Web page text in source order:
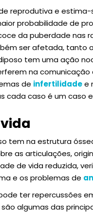
reprodutiva e
probabilidade de
da puberdade nas
ser afetada, tanto
tem uma ação
na comunicação
de infertilidadee
cada caso é um
tem na estrutura
as articulações,
de vida reduzida,
e os problemas de
ter repercussões
algumas das